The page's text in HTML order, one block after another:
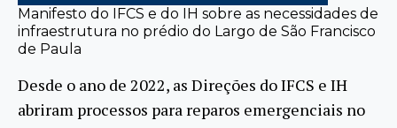
Manifesto do IFCS e do IH sobre as necessidades de
infraestrutura no prédio do Largo de São Francisco
de Paula
Desde o ano de 2022, as Direções do IFCS e IH
abriram processos para reparos emergenciais no